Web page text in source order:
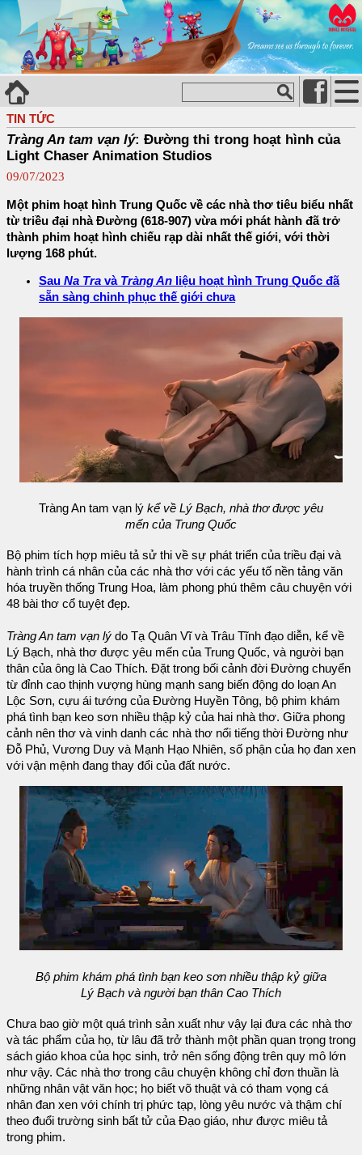
TIN TỨC
Tràng An tam vạn lý: Đường thi trong hoạt hình của
Light Chaser Animation Studios
09/07/2023
Một phim hoạt hình Trung Quốc về các nhà thơ tiêu biểu nhất
từ triều đại nhà Đường (618-907) vừa mới phát hành đã trở
thành phim hoạt hình chiếu rạp dài nhất thế giới, với thời
lượng 168 phút.
Sau Na Tra và Tràng An liệu hoạt hình Trung Quốc đã
sẵn sàng chinh phục thế giới chưa
Tràng An tam vạn lý kể về Lý Bạch, nhà thơ được yêu
mến của Trung Quốc
Bộ phim tích hợp miêu tả sử thi về sự phát triển của triều đại và
hành trình cá nhân của các nhà thơ với các yếu tố nền tảng văn
hóa truyền thống Trung Hoa, làm phong phú thêm câu chuyện với
48 bài thơ cổ tuyệt đẹp.
Tràng An tam vạn lý do Tạ Quân Vĩ và Trâu Tĩnh đạo diễn, kể về
Lý Bạch, nhà thơ được yêu mến của Trung Quốc, và người bạn
thân của ông là Cao Thích. Đặt trong bối cảnh đời Đường chuyển
từ đỉnh cao thịnh vượng hùng mạnh sang biến động do loạn An
Lộc Sơn, cựu ái tướng của Đường Huyền Tông, bộ phim khám
phá tình bạn keo sơn nhiều thập kỷ của hai nhà thơ. Giữa phong
cảnh nên thơ và vinh danh các nhà thơ nổi tiếng thời Đường như
Đỗ Phủ, Vương Duy và Mạnh Hạo Nhiên, số phận của họ đan xen
với vận mệnh đang thay đổi của đất nước.
Bộ phim khám phá tình bạn keo sơn nhiều thập kỷ giữa
Lý Bạch và người bạn thân Cao Thích
Chưa bao giờ một quá trình sản xuất như vậy lại đưa các nhà thơ
và tác phẩm của họ, từ lâu đã trở thành một phần quan trọng trong
sách giáo khoa của học sinh, trở nên sống động trên quy mô lớn
như vậy. Các nhà thơ trong câu chuyện không chỉ đơn thuần là
những nhân vật văn học; họ biết võ thuật và có tham vọng cá
nhân đan xen với chính trị phức tạp, lòng yêu nước và thậm chí
theo đuổi trường sinh bất tử của Đạo giáo, như được miêu tả
trong phim.